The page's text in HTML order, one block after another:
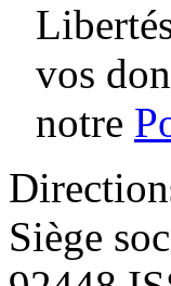
vos
notre
Siège